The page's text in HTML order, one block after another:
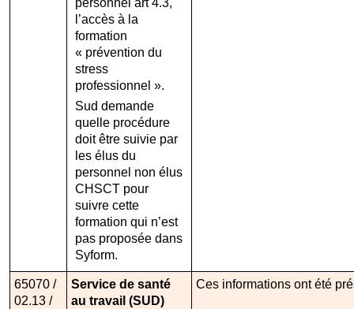
personnel art 4.3,
l’accès à la
formation
« prévention du
stress
professionnel ».
Sud demande
quelle procédure
doit être suivie par
les élus du
personnel non élus
CHSCT pour
suivre cette
formation qui n’est
pas proposée dans
Syform.
65070 /
02.13 /
Service de santé
au travail (SUD)
Ces informations ont été